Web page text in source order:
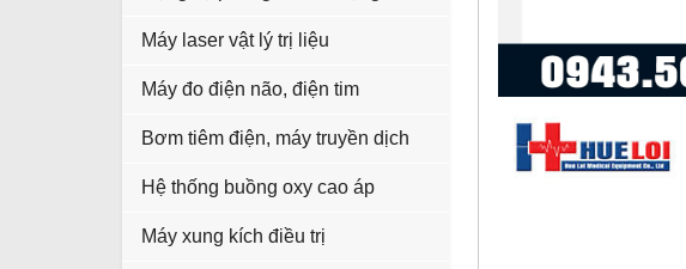
Máy laser vật lý trị liệu
Máy đo điện não, điện tim
Bơm tiêm điện, máy truyền dịch
Hệ thống buồng oxy cao áp
Máy xung kích điều trị